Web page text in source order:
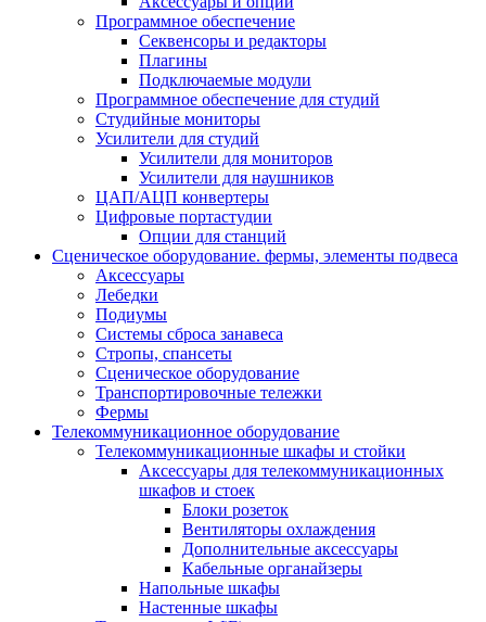
Программное обеспечение
Cеквенсоры и редакторы
Плагины
Подключаемые модули
Программное обеспечение для студий
Студийные мониторы
Усилители для студий
Усилители для мониторов
Усилители для наушников
ЦАП/АЦП конвертеры
Цифровые портастудии
Опции для станций
Сценическое оборудование. фермы, элементы подвеса
Аксессуары
Лебедки
Подиумы
Системы сброса занавеса
Стропы, спансеты
Сценическое оборудование
Транспортировочные тележки
Фермы
Телекоммуникационное оборудование
Телекоммуникационные шкафы и стойки
Аксессуары для телекоммуникационных
шкафов и стоек
Блоки розеток
Вентиляторы охлаждения
Дополнительные аксессуары
Кабельные органайзеры
Напольные шкафы
Настенные шкафы